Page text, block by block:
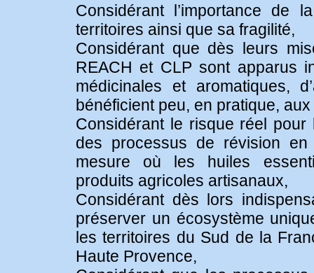
Considérant l’importance de
territoires ainsi que sa fragilité,
Considérant que dès leurs
REACH et CLP sont apparus
médicinales et aromatiques,
bénéficient peu, en pratique,
Considérant le risque réel
des processus de révision
mesure où les huiles
produits agricoles artisanaux,
Considérant dès lors
préserver un écosystème
les territoires du Sud de la
Haute Provence,